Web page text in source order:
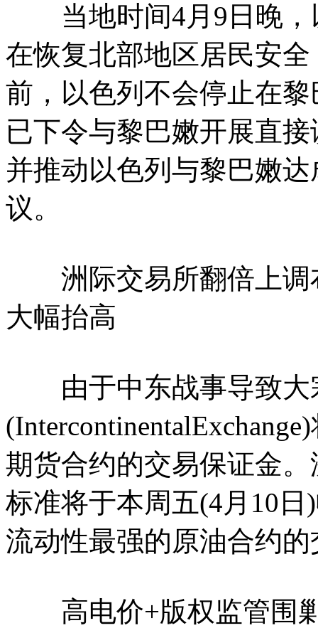
当地时间4月9日晚，
在恢复北部地区居民安
前，以色列不会停止在
已下令与黎巴嫩开展直
并推动以色列与黎巴嫩
议。
洲际交易所翻倍上调
大幅抬高
由于中东战事导致大
期货合约的交易保证金
标准将于本周五(4月10
流动性最强的原油合约
高电价+版权监管围剿